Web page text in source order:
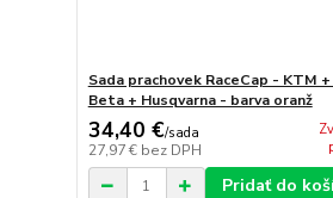
Sada prachovek RaceCap - KTM
Beta + Husqvarna - barva oranž
34,40 €/sada
27,97 € bez DPH
Pridať do